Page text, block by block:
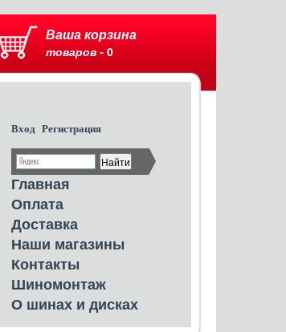
Ваша корзина
товаров - 0
Вход Регистрация
Главная
Оплата
Доставка
Наши магазины
Контакты
Шиномонтаж
О шинах и дисках